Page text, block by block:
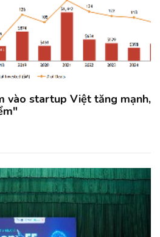
vào startup Việt tăng mạnh,